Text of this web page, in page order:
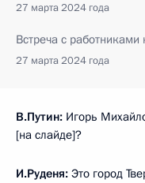
27 марта 2024 года
Встреча с работниками
27 марта 2024 года
В.Путин: Игорь
[на слайде]?
И.Руденя: Это город